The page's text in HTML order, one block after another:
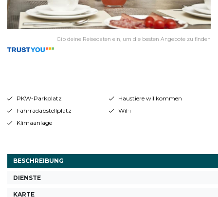
Gib deine Reisedaten ein, um die besten Angebote zu finden
PKW-Parkplatz
Haustiere willkommen
Fahrradabstellplatz
WiFi
Klimaanlage
BESCHREIBUNG
DIENSTE
KARTE